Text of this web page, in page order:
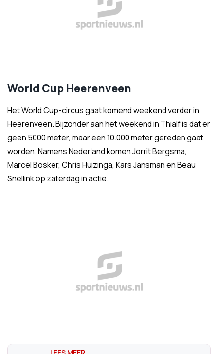
World Cup Heerenveen
Het World Cup-circus gaat komend weekend verder in
Heerenveen. Bijzonder aan het weekend in Thialf is dat er
geen 5000 meter, maar een 10.000 meter gereden gaat
worden. Namens Nederland komen Jorrit Bergsma,
Marcel Bosker, Chris Huizinga, Kars Jansman en Beau
Snellink op zaterdag in actie.